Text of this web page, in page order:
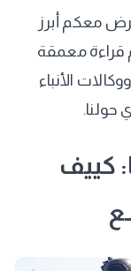
معكم أبرز
قراءة معمقة
الأنباء
حولنا.
كييف